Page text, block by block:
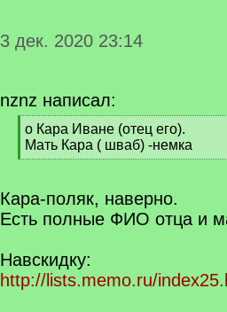
3 дек. 2020 23:14
nznz написал:
[
q
]
о Кара Иване (отец его).
Мать Кара ( шваб) -немка
[
q
]
Кара-поляк, наверно.
Есть полные ФИО отца и
Навскидку:
http://lists.memo.ru/